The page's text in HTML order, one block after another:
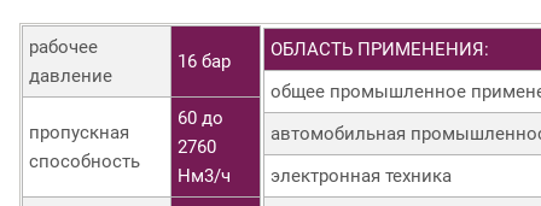
рабочее
давление
16 бар
пропускная
способность
60 до
2760
Нм3/ч
ОБЛАСТЬ ПРИМЕНЕНИЯ:
общее промышленное
автомобильная
электронная техника